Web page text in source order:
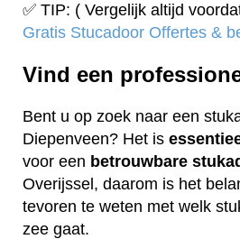
✅ TIP: ( Vergelijk altijd
Gratis Stucadoor Offertes &
Vind een
Bent u op zoek naar een
Diepenveen? Het is
voor een betrouwbare
Overijssel, daarom is het
tevoren te weten met welk
zee gaat.